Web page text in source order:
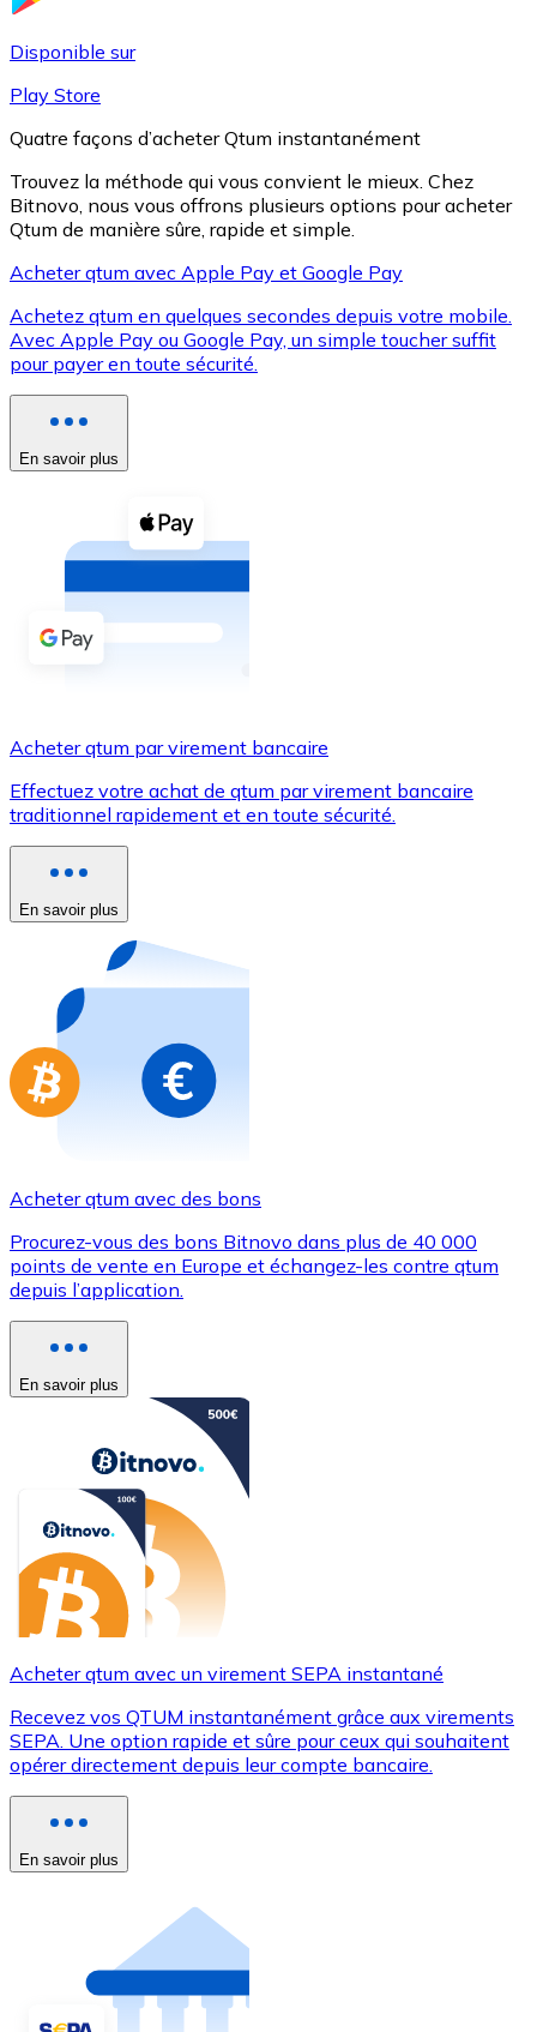
XRP
XRP
Voir toutes
Coupons crypto
Achetez des cryptomonnaies en espèces et d'autres
Acheter avec espèces
Virement SEPA
Utilisez les cartes Visa et Mastercard pour acheter
Acheter avec carte
Nouveau
Achetez des cartes-cadeaux de vos marques
Aller à la boutique de cartes-cadeaux
Disponible sur
Play Store
Quatre façons d’acheter Qtum instantanément
Trouvez la méthode qui vous convient le mieux. Chez
Bitnovo, nous vous offrons plusieurs options pour acheter
Qtum de manière sûre, rapide et simple.
Acheter qtum avec Apple Pay et Google Pay
Achetez qtum en quelques secondes depuis votre mobile.
Avec Apple Pay ou Google Pay, un simple toucher suffit
pour payer en toute sécurité.
En savoir plus
Acheter qtum par virement bancaire
Effectuez votre achat de qtum par virement bancaire
traditionnel rapidement et en toute sécurité.
En savoir plus
Acheter qtum avec des bons
Procurez-vous des bons Bitnovo dans plus de 40 000
points de vente en Europe et échangez-les contre qtum
depuis l’application.
En savoir plus
Acheter qtum avec un virement SEPA instantané
Recevez vos QTUM instantanément grâce aux virements
SEPA. Une option rapide et sûre pour ceux qui souhaitent
opérer directement depuis leur compte bancaire.
En savoir plus